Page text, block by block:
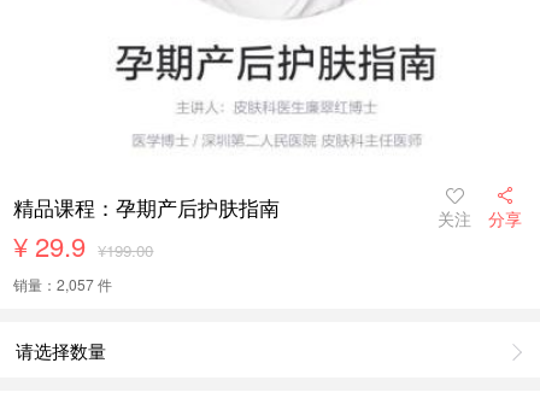
精品课程：孕期产后护肤指南 关注 分享
¥ 29.9 ¥199.00
销量：2,057 件
请选择数量